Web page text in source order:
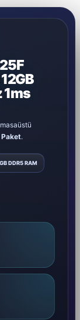
1ms
Paket.
DDR5 RAM